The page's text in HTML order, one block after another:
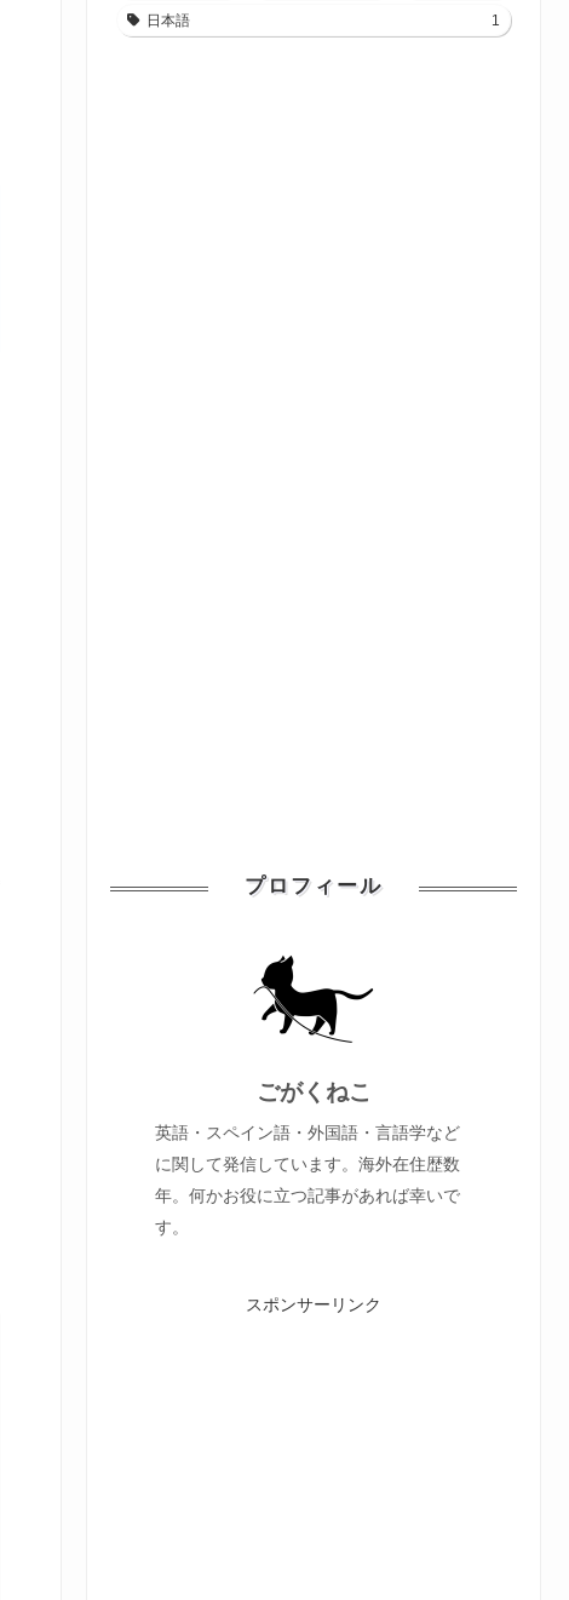
日本語 1
プロフィール
ごがくねこ
英語・スペイン語・外国語・言語学など
に関して発信しています。海外在住歴数
年。何かお役に立つ記事があれば幸いで
す。
スポンサーリンク